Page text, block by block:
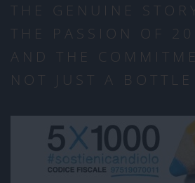
THE GENUINE
THE PASSION OF
AND THE
NOT JUST A